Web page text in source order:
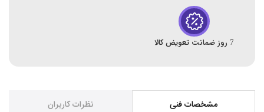
7 روز ضمانت تعویض کالا
مشخصات فنی نظرات کاربران